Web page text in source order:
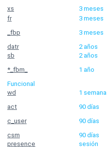
xs
3 meses
fr
3 meses
_fbp
3 meses
datr
2 años
sb
2 años
*_fbm_
1 año
Funcional
wd
1 semana
act
90 días
c_user
90 días
csm
90 días
presence
sesión